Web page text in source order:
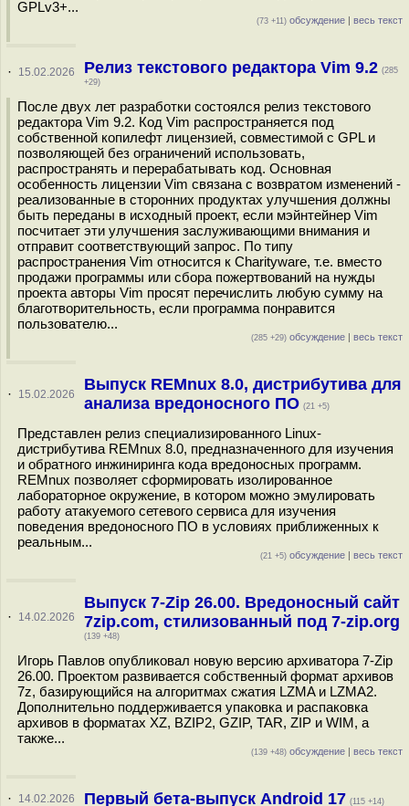
GPLv3+...
(73 +11) обсуждение | весь текст
· 15.02.2026 Релиз текстового редактора Vim 9.2 (285
+29)
После двух лет разработки состоялся релиз текстового
редактора Vim 9.2. Код Vim распространяется под
собственной копилефт лицензией, совместимой с GPL и
позволяющей без ограничений использовать,
распространять и перерабатывать код. Основная
особенность лицензии Vim связана с возвратом изменений -
реализованные в сторонних продуктах улучшения должны
быть переданы в исходный проект, если мэйнтейнер Vim
посчитает эти улучшения заслуживающими внимания и
отправит соответствующий запрос. По типу
распространения Vim относится к Сharityware, т.е. вместо
продажи программы или сбора пожертвований на нужды
проекта авторы Vim просят перечислить любую сумму на
благотворительность, если программа понравится
пользователю...
(285 +29) обсуждение | весь текст
· 15.02.2026
Выпуск REMnux 8.0, дистрибутива для
анализа вредоносного ПО (21 +5)
Представлен релиз специализированного Linux-
дистрибутива REMnux 8.0, предназначенного для изучения
и обратного инжиниринга кода вредоносных программ.
REMnux позволяет сформировать изолированное
лабораторное окружение, в котором можно эмулировать
работу атакуемого сетевого сервиса для изучения
поведения вредоносного ПО в условиях приближенных к
реальным...
(21 +5) обсуждение | весь текст
· 14.02.2026
Выпуск 7-Zip 26.00. Вредоносный сайт
7zip.com, стилизованный под 7-zip.org
(139 +48)
Игорь Павлов опубликовал новую версию архиватора 7-Zip
26.00. Проектом развивается собственный формат архивов
7z, базирующийся на алгоритмах сжатия LZMA и LZMA2.
Дополнительно поддерживается упаковка и распаковка
архивов в форматах XZ, BZIP2, GZIP, TAR, ZIP и WIM, а
также...
(139 +48) обсуждение | весь текст
· 14.02.2026 Первый бета-выпуск Android 17 (115 +14)